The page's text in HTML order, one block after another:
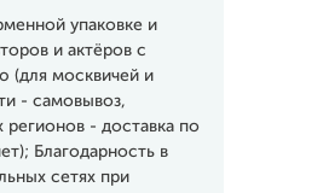
упаковке и
и актёров с
(для москвичей и
- самовывоз,
регионов - доставка по
Благодарность в
сетях при